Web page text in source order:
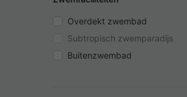
Overdekt zwembad
Subtropisch zwemparadijs
Buitenzwembad